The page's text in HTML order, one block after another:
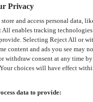
Samarbeide med
English
Accessibility
Privacy
store and access personal data,
enables tracking
Selecting Reject All or
content and ads you see may
withdraw consent at any time
choices will have effect
data to provide: